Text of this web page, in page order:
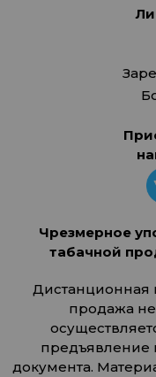
Чрезмерное
табачной
Дистанционная
продажа
предъявление
документа.